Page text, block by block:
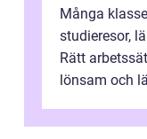
Många
studieresor,
Rätt
lönsam och